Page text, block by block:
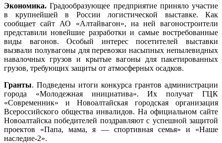
Экономика. Градообразующее предприятие приняло участие
в крупнейшей в России логистической выставке. Как
сообщает сайт АО «Алтайвагон», на ней вагоностроители
представили новейшие разработки и самые востребованные
виды вагонов. Особый интерес посетителей выставки
вызвали полувагоны для перевозки насыпных непылевидных
навалочных грузов и крытые вагоны для пакетированных
грузов, требующих защиты от атмосферных осадков.
Гранты. Подведены итоги конкурса грантов администрации
города «Молодежная инициатива». Их получат ГЦК
«Современник» и Новоалтайская городская организация
Всероссийского общества инвалидов. На официальном сайте
Новоалтайска победителей поздравляют с успешной защитой
проектов «Папа, мама, я — спортивная семья» и «Наше
наследие-2».